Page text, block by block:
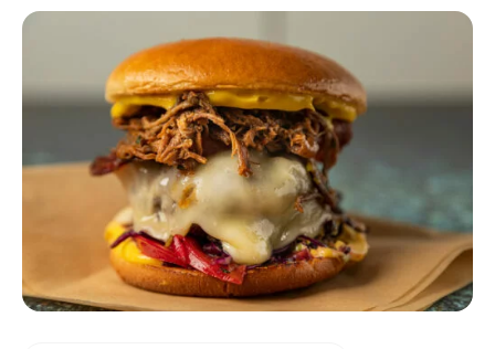
DOWIEDZ SIĘ WIĘCEJ